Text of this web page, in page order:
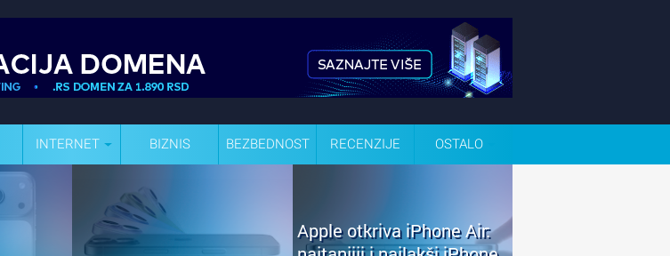
INTERNET BIZNIS BEZBEDNOST RECENZIJE OSTALO
Apple otkriva iPhone Air: